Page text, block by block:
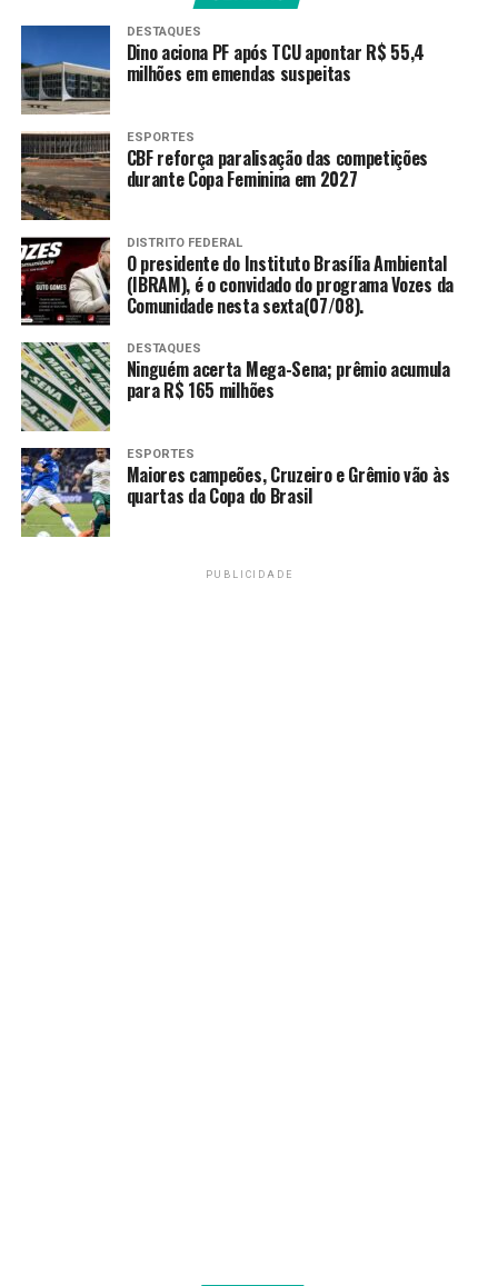
PRÓXIMO
Anvisa determina recolhimento de lotes de antibióticos
RECENTES
Noruega goleia Iraque em retorno à Copa; Haaland
marcou dois gols
Amarildo Mota
DESTAQUES
Dino aciona PF após TCU apontar R$ 55,4
milhões em emendas suspeitas
ESPORTES
CBF reforça paralisação das competições
durante Copa Feminina em 2027
DISTRITO FEDERAL
O presidente do Instituto Brasília Ambiental
(IBRAM), é o convidado do programa Vozes da
Comunidade nesta sexta(07/08).
DESTAQUES
Ninguém acerta Mega-Sena; prêmio acumula
para R$ 165 milhões
ESPORTES
Maiores campeões, Cruzeiro e Grêmio vão às
quartas da Copa do Brasil
PUBLICIDADE